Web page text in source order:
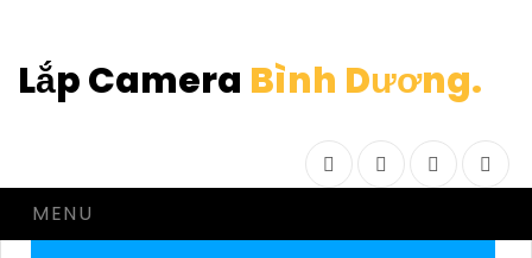
Lắp Camera Bình Dương.
FacebookTwitter Instagram
MENU